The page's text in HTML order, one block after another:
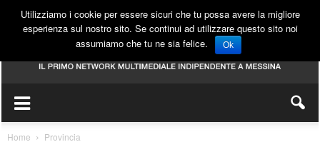
Home Provincia
Utilizziamo i cookie per essere sicuri che tu possa avere la migliore
esperienza sul nostro sito. Se continui ad utilizzare questo sito noi
assumiamo che tu ne sia felice.
Ok